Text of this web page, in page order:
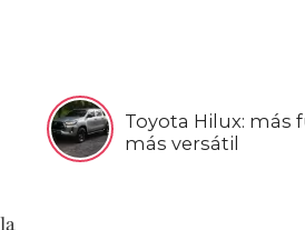
Toyota Hilux: más
más versátil